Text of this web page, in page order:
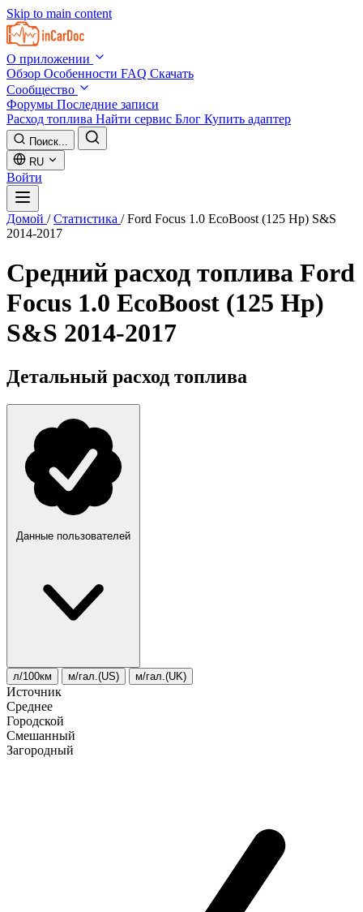
Skip to main content
О приложении
Обзор Особенности FAQ Скачать
Сообщество
Форумы Последние записи
Расход топлива Найти сервис Блог Купить адаптер
Поиск...
RU
Войти
Домой / Статистика / Ford Focus 1.0 EcoBoost (125 Hp) S&S
2014-2017
Средний расход топлива Ford
Focus 1.0 EcoBoost (125 Hp)
S&S 2014-2017
Детальный расход топлива
Данные пользователей
л/100км м/гал.(US) м/гал.(UK)
Источник
Среднее
Городской
Смешанный
Загородный